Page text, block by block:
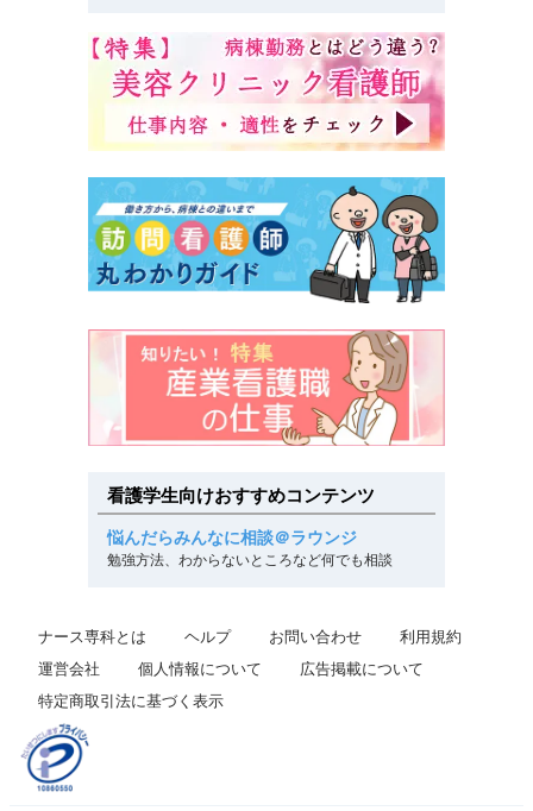
看護学生向けおすすめコンテンツ
悩んだらみんなに相談＠ラウンジ
勉強方法、わからないところなど何でも相談
ナース専科とは ヘルプ お問い合わせ
利用規約
運営会社
個人情報について
広告掲載について
特定商取引法に基づく表示